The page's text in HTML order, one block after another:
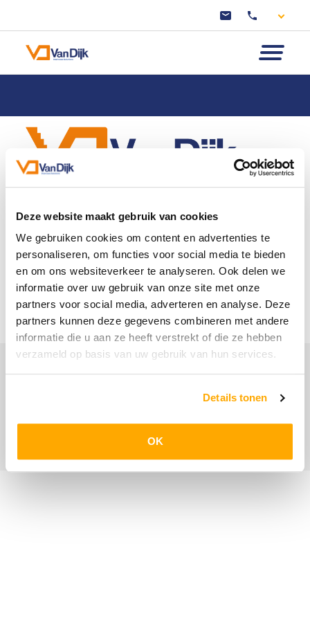
Deze website maakt gebruik van cookies
We gebruiken cookies om content en advertenties te
personaliseren, om functies voor social media te bieden
en om ons websiteverkeer te analyseren. Ook delen we
informatie over uw gebruik van onze site met onze
partners voor social media, adverteren en analyse. Deze
partners kunnen deze gegevens combineren met andere
informatie die u aan ze heeft verstrekt of die ze hebben
verzameld op basis van uw gebruik van hun services.
Details tonen
OK
Collecties
Leveringsopties
Over ons
Contact
Login
©2026 - Van Dijk Staircase Solutions | All rights
reserved